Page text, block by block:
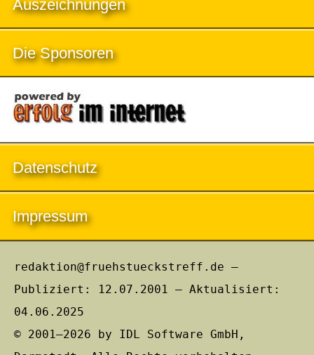
Auszeichnungen
Die Sponsoren
Datenschutz
Impressum
redaktion@fruehstueckstreff.de –
Publiziert: 12.07.2001 – Aktualisiert:
04.06.2025
© 2001–2026 by IDL Software GmbH,